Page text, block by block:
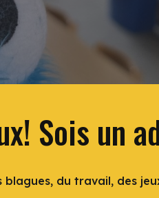
Sois un
blagues, du travail, des